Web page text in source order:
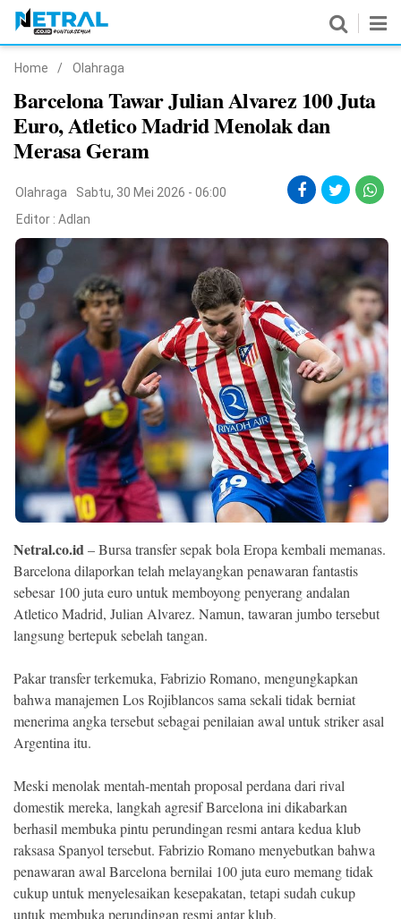
Nasional
Pemerintahan
Politik
Hukrim
Pendidikan
Peristiwa
Olahraga
Ekonomi
Memori
©
2026
NETRAL
.
All
Right
Home / Olahraga
Barcelona Tawar Julian Alvarez 100 Juta
Euro, Atletico Madrid Menolak dan
Merasa Geram
Olahraga
Sabtu, 30 Mei 2026 - 06:00
Editor : Adlan
Netral.co.id– Bursa transfer sepak bola Eropa kembali memanas.
Barcelona dilaporkan telah melayangkan penawaran fantastis
sebesar 100 juta euro untuk memboyong penyerang andalan
Atletico Madrid, Julian Alvarez. Namun, tawaran jumbo tersebut
langsung bertepuk sebelah tangan.
Pakar transfer terkemuka, Fabrizio Romano, mengungkapkan
bahwa manajemen Los Rojiblancos sama sekali tidak berniat
menerima angka tersebut sebagai penilaian awal untuk striker asal
Argentina itu.
Meski menolak mentah-mentah proposal perdana dari rival
domestik mereka, langkah agresif Barcelona ini dikabarkan
berhasil membuka pintu perundingan resmi antara kedua klub
raksasa Spanyol tersebut. Fabrizio Romano menyebutkan bahwa
penawaran awal Barcelona bernilai 100 juta euro memang tidak
cukup untuk menyelesaikan kesepakatan, tetapi sudah cukup
untuk membuka perundingan resmi antar klub.